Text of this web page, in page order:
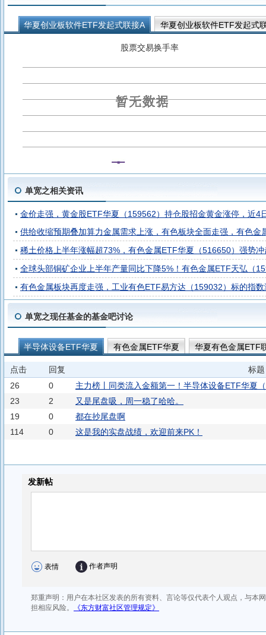
华夏创业板软件ETF发起式联接A
华夏创业板软件ETF发起式
华夏国证通用航空产业ETF发起式联接A
华夏创业板新能源ETF发起式联接A
华夏创业板50ETF发起式联接A
航空航天ETF华夏
华夏上
创业板人工智能ETF华夏
科创综指ETF华夏
华夏中证石化
电网设备ETF华夏
半导体设备ETF华夏
有色金属ETF华夏
股票交易换手率
单宽之相关资讯
金价走强，黄金股ETF华夏（159562）持仓股招金黄金涨停，近4
供给收缩预期叠加算力金属需求上涨，有色板块全面走强，有色
稀土价格上半年涨幅超73%，有色金属ETF华夏（516650）强势
全球头部铜矿企业上半年产量同比下降5%！有色金属ETF天弘（
有色金属板块再度走强，工业有色ETF易方达（159032）标的指
单宽之现任基金的基金吧讨论
半导体设备ETF华夏 有色金属ETF华夏
华夏有色金属ETF
华夏半导体材料设备ETF联接A
华夏半导体材料设备ETF联接C
华夏中证石化产业ETF发起式联接C
石化ETF华夏
科创综
华夏上证科创板综合ETF联接C
华夏上证科创板综合ETF联接A
华夏创业板50ETF发起式联接A
华夏创业板新能源ETF发起式联接A
华夏创业板人工智能ETF
点击 回复
标题
26
0
主力榜丨同类流入金额第一！半导体设备ETF华夏
23
2
又是尾盘吸，周一稳了哈哈。
19
0
都在抄尾盘啊
114
0 这是我的实盘战绩，欢迎前来PK！